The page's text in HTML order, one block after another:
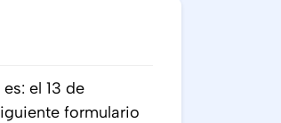
el 13 de
formulario